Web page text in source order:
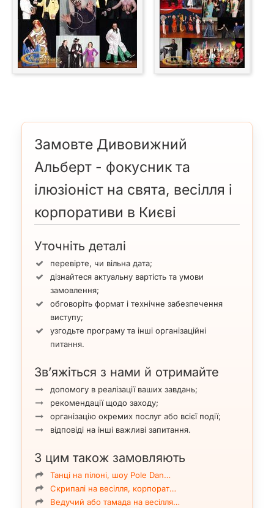
Замовте Дивовижний
Альберт - фокусник та
ілюзіоніст на свята, весілля і
корпоративи в Києві
Уточніть деталі
перевірте, чи вільна дата;
дізнайтеся актуальну вартість та умови
замовлення;
обговоріть формат і технічне забезпечення
виступу;
узгодьте програму та інші організаційні
питання.
Зв’яжіться з нами й отримайте
допомогу в реалізації ваших завдань;
рекомендації щодо заходу;
організацію окремих послуг або всієї події;
відповіді на інші важливі запитання.
З цим також замовляють
Танці на пілоні, шоу Pole Dan…
Скрипалі на весілля, корпорат…
Ведучий або тамада на весілля…